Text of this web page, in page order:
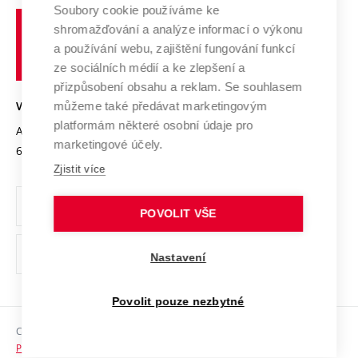
Výzkumné infrastruktury
Transfer znalostí
Open Science
Projekty
Projekty ze strukturálních fondů
Specifický výzkum
Spolupráce se školami
Mezinárodní dohody
Univerzitní sítě
Udržitelná univerzita
Podnikavá univerzita / ContriBUTe
Bezpečná univerzita
Vyznamenání
Organizační struktura
Ochrana osobních údajů
odkaz)
Sociální bezpečí
učení
technické
Brně
VYSOKÉ UČENÍ TECHNICKÉ V BRNĚ
Antonínská 548/1
602 00 Brno
www.vut.cz
vut@vutbr.cz
Copyright © 2026 VUT
Prohlášení o přístupnosti
Soubory cookie používáme ke
shromažďování a analýze informací o výkonu
a používání webu, zajištění fungování funkcí
ze sociálních médií a ke zlepšení a
přizpůsobení obsahu a reklam. Se souhlasem
můžeme také předávat marketingovým
platformám některé osobní údaje pro
marketingové účely.
Zjistit více
POVOLIT VŠE
Nastavení
Povolit pouze nezbytné